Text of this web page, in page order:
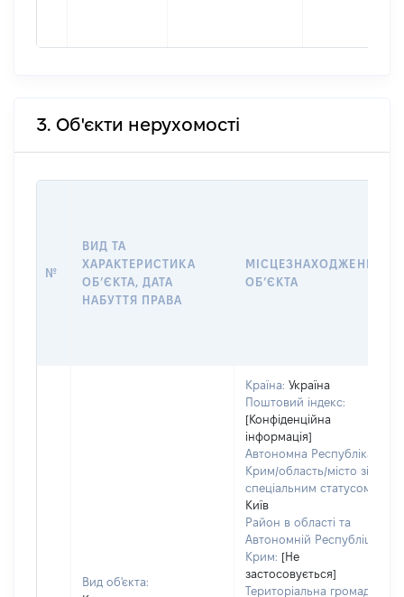
3. Об'єкти нерухомості
№
ВИД ТА
ХАРАКТЕРИСТИКА
ОБʼЄКТА, ДАТА
НАБУТТЯ ПРАВА
МІСЦЕЗНАХОДЖЕННЯ
ОБʼЄКТА
Вид об'єкта:
Країна: Україна
Поштовий індекс:
[Конфіденційна
інформація]
Автономна Республіка
Крим/область/місто зі
спеціальним статусом:
Київ
Район в області та
Автономній Республіці
Крим: [Не
застосовується]
Територіальна громада: